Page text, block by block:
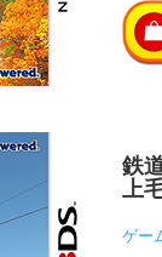
鉄
上
ゲ